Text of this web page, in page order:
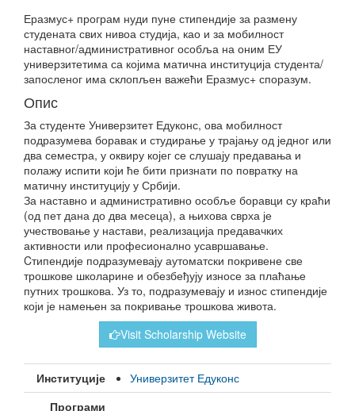
Еразмус+ програм нуди пуне стипендије за размену
студената свих нивоа студија, као и за мобилност
наставног/административног особља на оним ЕУ
универзитетима са којима матична институција студента/
запосленог има склопљен важећи Еразмус+ споразум.
Опис
За студенте Универзитет Едуконс, ова мобилност
подразумева боравак и студирање у трајању од једног или
два семестра, у оквиру којег се слушају предавања и
полажу испити који ће бити признати по повратку на
матичну институцију у Србији.
За наставно и административно особље боравци су краћи
(од пет дана до два месеца), а њихова сврха је
учествовање у настави, реализација предавачких
активности или професионално усавршавање.
Cтипендије подразумевају аутоматски покривене све
трошкове школарине и обезбеђују износе за плаћање
путних трошкова. Уз то, подразумевају и износ стипендије
који је намењен за покривање трошкова живота.
Visit Scholarship Website
Институције
Универзитет Едуконс
Програми